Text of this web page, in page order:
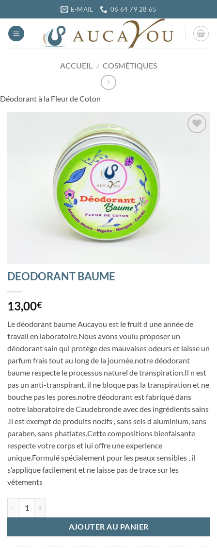
au
contenu
E-MAIL 06 64 79 28 65
ACCUEIL / COSMÉTIQUES
Déodorant à la Fleur de Coton
DEODORANT BAUME
13,00€
Le déodorant baume Aucayou est le fruit d une année de
travail en laboratoire.Nous avons voulu proposer un
déodorant sain qui protège des mauvaises odeurs et laisse un
parfum frais tout au long de la journée.notre déodorant
baume respecte le processus naturel de transpiration.Il n est
pas un anti-transpirant, il ne bloque pas la transpiration et ne
bouche pas les pores.notre déodorant est fabriqué dans
notre laboratoire de Caudebronde avec des ingrédients sains
.Il est exempt de produits nocifs , sans sels d aluminium, sans
paraben, sans phatlates.Cette compositions bienfaisante
respecte votre corps et lui offre une experience
unique.Formulé spécialement pour les peaux sensibles , il
s’applique facilement et ne laisse pas de trace sur les
vêtements
AJOUTER AU PANIER